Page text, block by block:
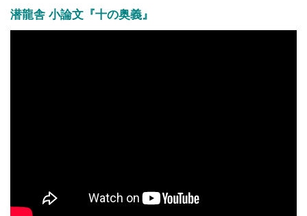
潜龍舎 小論文『十の奥義』